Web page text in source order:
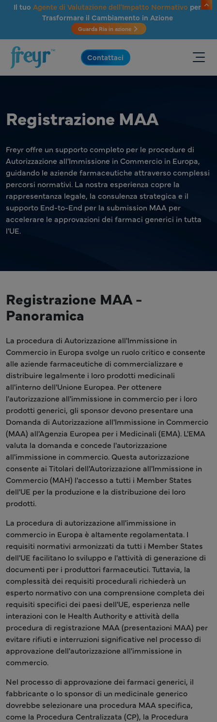
Salta al contenuto principale
Il tuo Agente di Valutazione dell'Impatto Normativo per
Trasformare il Cambiamento in Azione
Guarda Ria in azione
.
Contattaci
Registrazione MAA
Freyr offre un supporto completo per le procedure di
Autorizzazione all'Immissione in Commercio in Europa,
guidando le aziende farmaceutiche attraverso complessi
percorsi normativi. La nostra esperienza copre la
rappresentanza legale, la consulenza strategica e il
supporto End-to-End per la submission MAA per
accelerare le approvazioni dei farmaci generici in tutta
l'UE.
Registrazione MAA -
Panoramica
La procedura di Autorizzazione all'Immissione in
Commercio in Europa svolge un ruolo critico e consente
alle aziende farmaceutiche di commercializzare e
distribuire legalmente i loro prodotti medicinali
all'interno dell'Unione Europea. Per ottenere
l'autorizzazione all'immissione in commercio per i loro
prodotti generici, gli sponsor devono presentare una
Domanda di Autorizzazione all'Immissione in Commercio
(MAA) all'Agenzia Europea per i Medicinali (EMA). L'EMA
valuta la domanda e concede l'autorizzazione
all'immissione in commercio. Questa autorizzazione
consente ai Titolari dell'Autorizzazione all'Immissione in
Commercio (MAH) l'accesso a tutti i Member States
dell'UE per la produzione e la distribuzione dei loro
prodotti.
La procedura di autorizzazione all'immissione in
commercio in Europa è altamente regolamentata. I
requisiti normativi armonizzati da tutti i Member States
dell'UE facilitano lo sviluppo e l'attività di generazione di
documenti per i produttori farmaceutici. Tuttavia, la
complessità dei requisiti procedurali richiederà un
esperto normativo con una comprensione completa dei
requisiti specifici dei paesi dell'UE, esperienza nelle
interazioni con le Health Authority e attività della
procedura di registrazione MAA (presentazioni MAA) per
evitare rifiuti e interruzioni significative nel processo di
approvazione dell'autorizzazione all'immissione in
commercio.
Nel processo di approvazione dei farmaci generici, il
fabbricante o lo sponsor di un medicinale generico
dovrebbe selezionare una procedura MAA specifica,
come la Procedura Centralizzata (CP), la Procedura